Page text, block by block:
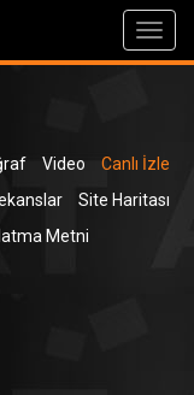
Video
Canlı İzle
Site Haritası
Metni